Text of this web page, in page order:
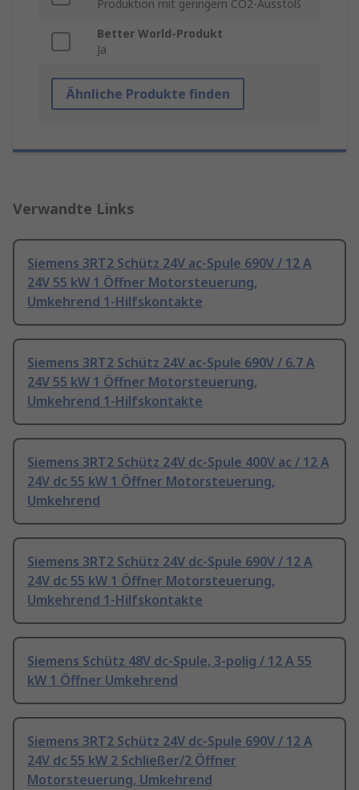
Produktion mit geringem CO2-Ausstoß
Better World-Produkt
Ja
Ähnliche Produkte finden
Verwandte Links
Siemens 3RT2 Schütz 24V ac-Spule 690V / 12 A
24V 55 kW 1 Öffner Motorsteuerung,
Umkehrend 1-Hilfskontakte
Siemens 3RT2 Schütz 24V ac-Spule 690V / 6.7 A
24V 55 kW 1 Öffner Motorsteuerung,
Umkehrend 1-Hilfskontakte
Siemens 3RT2 Schütz 24V dc-Spule 400V ac / 12 A
24V dc 55 kW 1 Öffner Motorsteuerung,
Umkehrend
Siemens 3RT2 Schütz 24V dc-Spule 690V / 12 A
24V dc 55 kW 1 Öffner Motorsteuerung,
Umkehrend 1-Hilfskontakte
Siemens Schütz 48V dc-Spule, 3-polig / 12 A 55
kW 1 Öffner Umkehrend
Siemens 3RT2 Schütz 24V dc-Spule 690V / 12 A
24V dc 55 kW 2 Schließer/2 Öffner
Motorsteuerung, Umkehrend